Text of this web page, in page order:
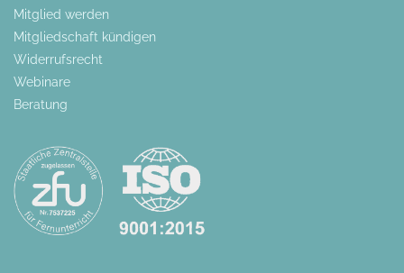
Mitglied werden
Mitgliedschaft kündigen
Widerrufsrecht
Webinare
Beratung